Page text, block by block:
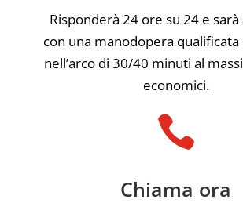
Risponderà 24 ore su 24 e sarà
con una manodopera
nell’arco di 30/40 minuti al
economici.

Chiama ora